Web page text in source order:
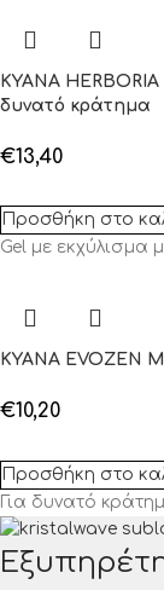
KYANA
δυνατό κράτημα
€13,40
Προσθήκη στο
Gel με εκχύλισμα
KYANA EVOZEN
€10,20
Προσθήκη στο
Για δυνατό